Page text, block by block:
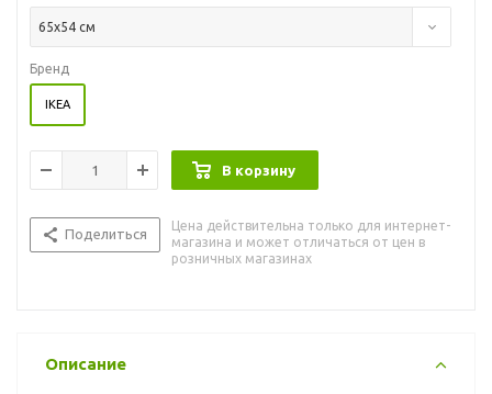
65x54 см
Бренд
IKEA
В корзину
Поделиться
Цена действительна только для интернет-
магазина и может отличаться от цен в
розничных магазинах
Описание